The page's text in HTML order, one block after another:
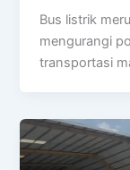
Bus listrik
mengurangi
transportasi